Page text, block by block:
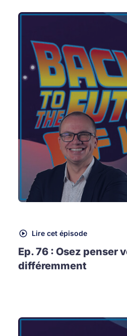
Lire cet épisode
Ep. 76 : Osez penser
différemment